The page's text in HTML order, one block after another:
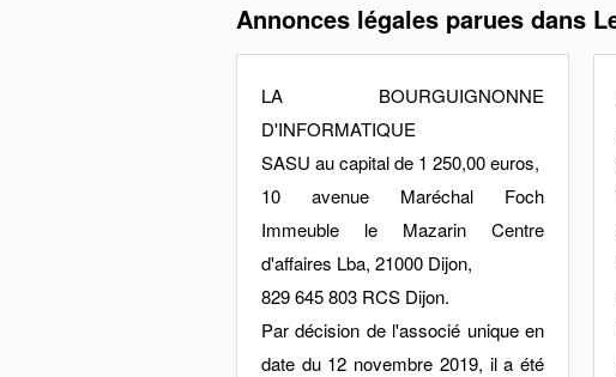
Annonces légales parues dans
LA BOURGUIGNONNE
D'INFORMATIQUE
SASU au capital de 1 250,00 euros,
10 avenue Maréchal Foch
Immeuble le Mazarin Centre
d'affaires Lba, 21000 Dijon,
829 645 803 RCS Dijon.
Par décision de l'associé unique en
date du 12 novembre 2019, il a été